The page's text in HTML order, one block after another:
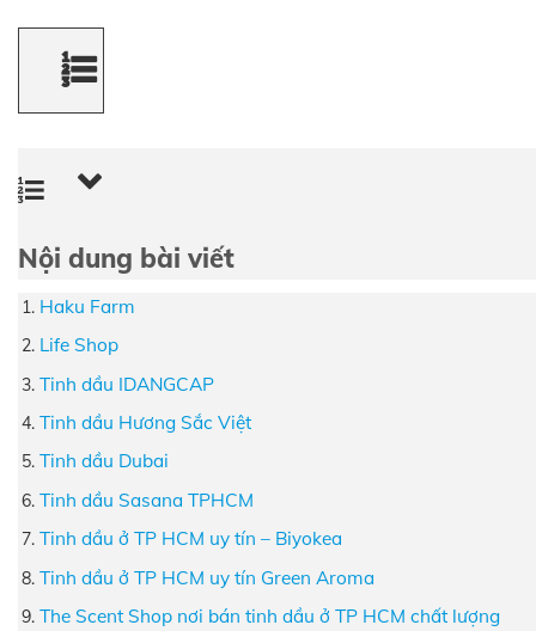
Nội dung bài viết
Haku Farm
Life Shop
Tinh dầu IDANGCAP
Tinh dầu Hương Sắc Việt
Tinh dầu Dubai
Tinh dầu Sasana TPHCM
Tinh dầu ở TP HCM uy tín – Biyokea
Tinh dầu ở TP HCM uy tín Green Aroma
The Scent Shop nơi bán tinh dầu ở TP HCM chất lượng